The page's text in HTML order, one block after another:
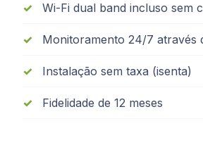
Wi-Fi dual band incluso sem
Monitoramento 24/7 através
Instalação sem taxa (isenta)
Fidelidade de 12 meses